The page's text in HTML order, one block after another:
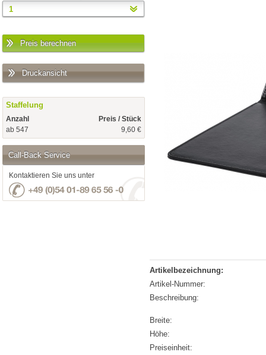
Preis berechnen
Druckansicht
Staffelung
Anzahl
Preis / Stück
ab 547
9,60 €
Call-Back Service
Kontaktieren Sie uns unter
Artikelbezeichnung:
Artikel-Nummer:
Beschreibung:
Breite:
Höhe:
Preiseinheit: